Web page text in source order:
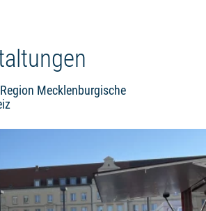
Mecklenburgische